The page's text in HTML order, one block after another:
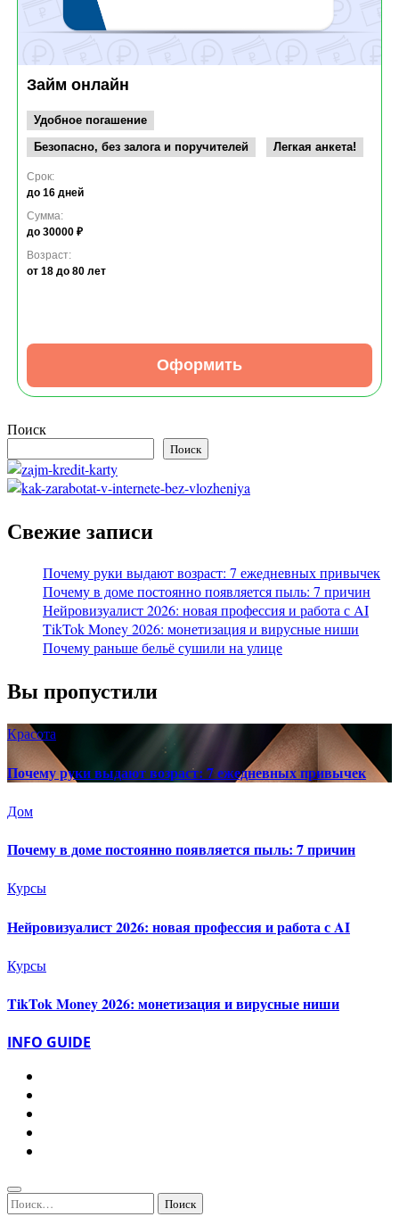
Займ онлайн
Удобное погашение
Безопасно, без залога и поручителей
Легкая анкета!
Срок:
до 16 дней
Сумма:
до 30000 ₽
Возраст:
от 18 до 80 лет
Оформить
Поиск
Поиск
Свежие записи
Почему руки выдают возраст: 7 ежедневных привычек
Почему в доме постоянно появляется пыль: 7 причин
Нейровизуалист 2026: новая профессия и работа с AI
TikTok Money 2026: монетизация и вирусные ниши
Почему раньше бельё сушили на улице
Вы пропустили
Красота
Почему руки выдают возраст: 7 ежедневных привычек
Дом
Почему в доме постоянно появляется пыль: 7 причин
Курсы
Нейровизуалист 2026: новая профессия и работа с AI
Курсы
TikTok Money 2026: монетизация и вирусные ниши
INFO GUIDE
Найти: